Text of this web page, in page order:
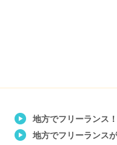
地方でフリーランス！
地方でフリーランス